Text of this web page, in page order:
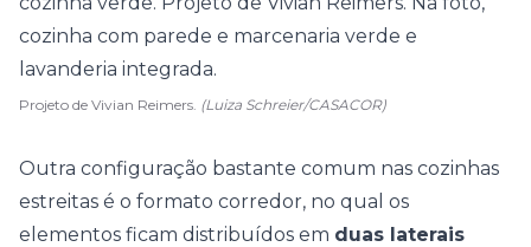
Projeto de Vivian Reimers. (Luiza Schreier/CASACOR)
Outra configuração bastante comum nas cozinhas
estreitas é o formato corredor, no qual os
elementos ficam distribuídos em duas laterais